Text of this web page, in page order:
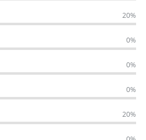
20%
0%
0%
0%
20%